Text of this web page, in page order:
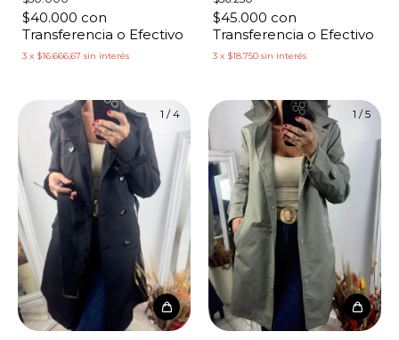
$40.000 con
Transferencia o Efectivo
3 x $16.666,67 sin interés
$45.000 con
Transferencia o Efectivo
3 x $18.750 sin interés
1 /4 1 /5